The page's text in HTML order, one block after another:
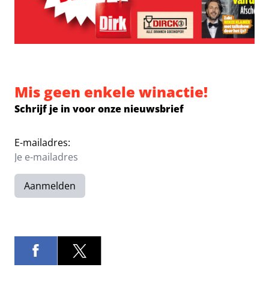
Mis geen enkele winactie!
Schrijf je in voor onze nieuwsbrief
E-mailadres:
Aanmelden